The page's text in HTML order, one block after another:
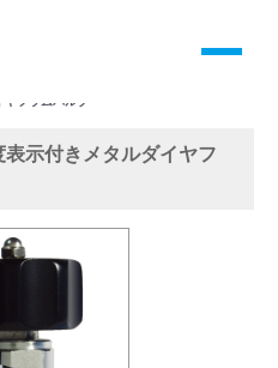
ド
フラムバルブ
示付きメタルダイヤフ